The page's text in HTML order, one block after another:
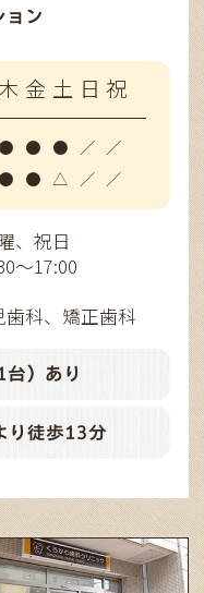
ョン
木 金 土 日 祝
● ● ● ／ ／
● ● △ ／ ／
、祝日
～17:00
科、矯正歯科
）あり
り徒歩13分